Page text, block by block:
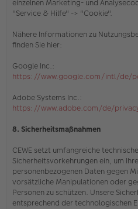
einzelnen Marketing- und
"Service & Hilfe" -> "Cookie".
Nähere Informationen zu
finden Sie hier:
Google Inc.:
https://www.google.com/intl/de/
Adobe Systems Inc.:
https://www.adobe.com/de/
8. Sicherheitsmaßnahmen
CEWE setzt umfangreiche
Sicherheitsvorkehrungen ein, um
personenbezogenen Daten gegen
vorsätzliche Manipulationen oder
Personen zu schützen. Unsere
entsprechend der technologischen